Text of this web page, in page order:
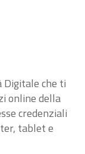
Digitale che ti
online della
credenziali
tablet e